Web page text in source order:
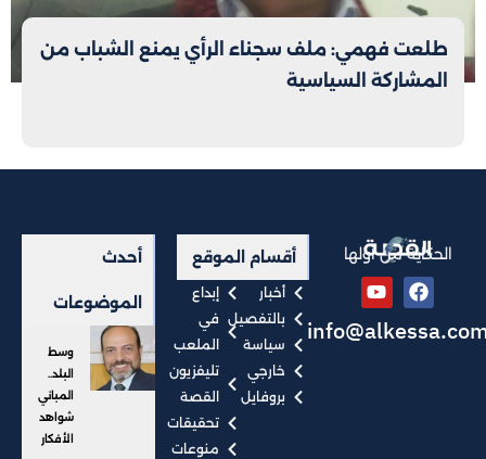
طلعت فهمي: ملف سجناء الرأي يمنع الشباب من
المشاركة السياسية
الحكاية من أولها أقسام الموقع
أخبار
بالتفصيل
سياسة
خارجي
بروفايل
إبداع
في
الملعب
تليفزيون
القصة
تحقيقات
منوعات
أحدث
الموضوعات
وسط
البلد..
المباني
شواهد
الأفكار